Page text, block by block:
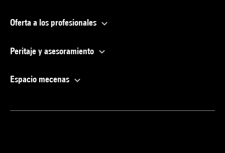
Oferta a los profesionales
Peritaje y asesoramiento
Espacio mecenas